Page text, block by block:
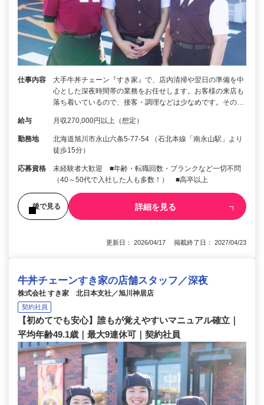
仕事内容
大手牛丼チェーン『すき家』で、店内清掃や翌日の準備を中
心とした深夜時間帯の業務をお任せします。お客様の来店も
落ち着いているので、接客・調理などは少なめです。その…
給与 月収270,000円以上（想定）
勤務地
北海道旭川市永山六条5-77-54 （石北本線「南永山駅」より
徒歩15分）
応募資格
未経験者大歓迎 ■年齢・転職回数・ブランクなど一切不問
（40～50代で入社した人も多数！） ■高卒以上
後で見る 詳細を見る
更新日： 2026/04/17 掲載終了日： 2027/04/23
牛丼チェーンすき家の店舗スタッフ／深夜
株式会社 すき家 北日本支社／旭川神居店
契約社員
【初めてでも安心】誰もが覚えやすいマニュアル確立｜
平均年齢49.1歳｜最大9連休可｜契約社員